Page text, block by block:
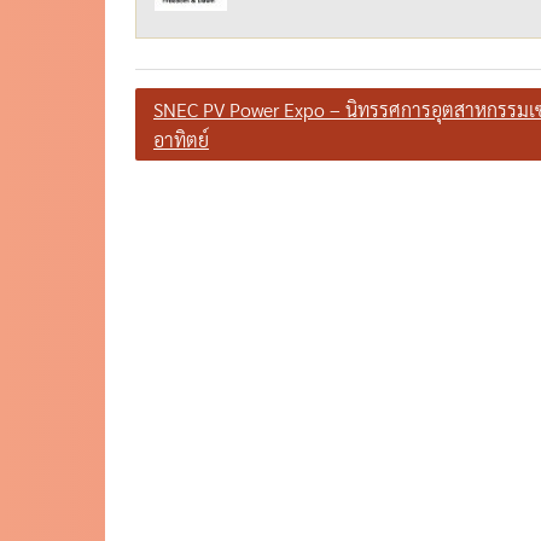
แนะแนว
เรื่อง
SNEC PV Power Expo – นิทรรศการอุตสาหกรรม
อาทิตย์